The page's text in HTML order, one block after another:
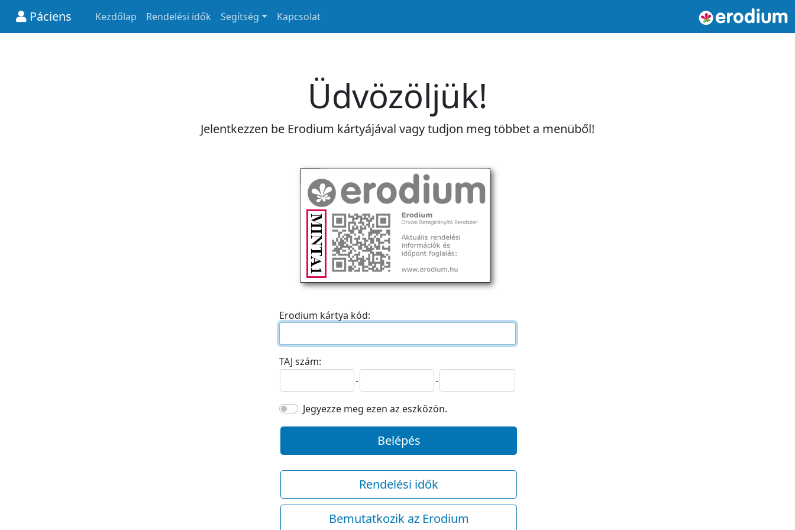
Páciens Kezdőlap Rendelési idők Segítség Kapcsolat
Üdvözöljük!
Jelentkezzen be Erodium kártyájával vagy tudjon meg többet a menüből!
Erodium kártya kód:
TAJ szám:
-
-
Jegyezze meg ezen az eszközön.
Belépés
Rendelési idők
Bemutatkozik az Erodium